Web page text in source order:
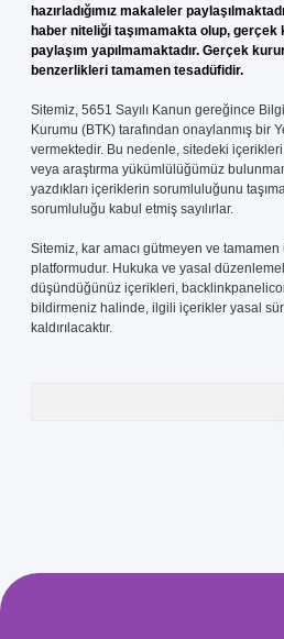
hazırladığımız makaleler
haber niteliği taşımamakta olup,
paylaşım yapılmamaktadır. Gerçek
benzerlikleri tamamen tesadüfidir.
Sitemiz, 5651 Sayılı Kanun gereğince
Kurumu (BTK) tarafından onaylanmış bir
vermektedir. Bu nedenle, sitedeki
veya araştırma yükümlülüğümüz
yazdıkları içeriklerin sorumluluğunu
sorumluluğu kabul etmiş sayılırlar.
Sitemiz, kar amacı gütmeyen ve
platformudur. Hukuka ve yasal
düşündüğünüz içerikleri,
bildirmeniz halinde, ilgili içerikler yasal
kaldırılacaktır.